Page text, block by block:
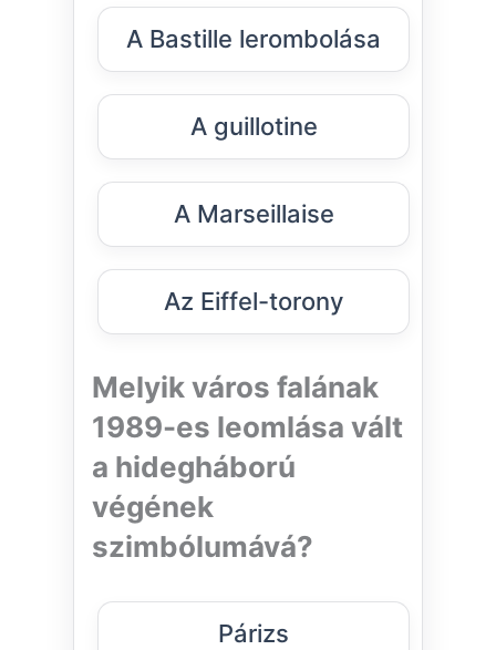
A Bastille lerombolása
A guillotine
A Marseillaise
Az Eiffel-torony
Melyik város falának
1989-es leomlása vált
a hidegháború
végének
szimbólumává?
Párizs